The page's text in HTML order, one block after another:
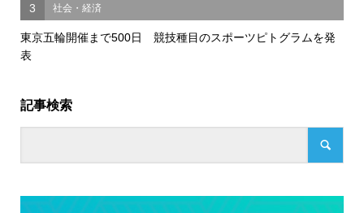
3 社会・経済
東京五輪開催まで500日 競技種目のスポーツピトグラムを発
表
記事検索